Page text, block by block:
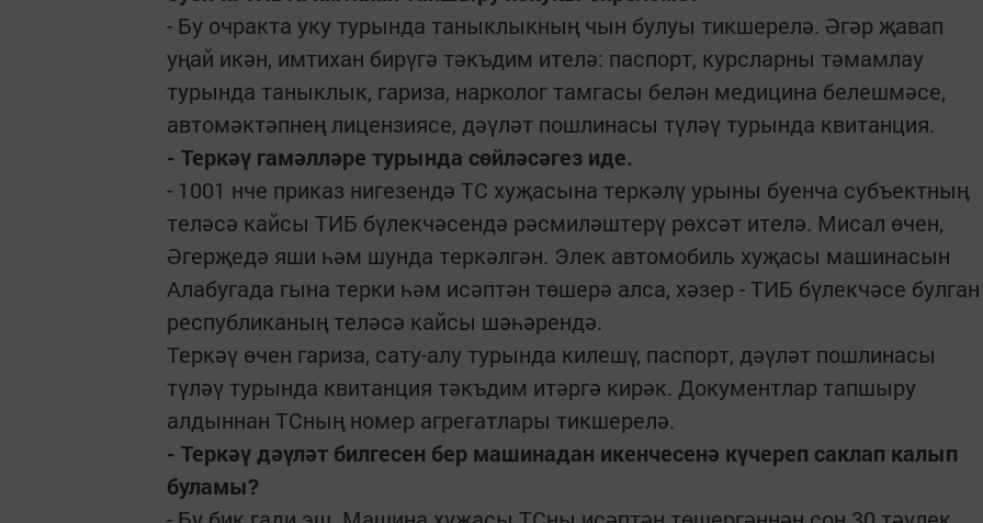
- Бу очракта уку турында таныклыкның чын булуы тикшерелә. Әгәр җавап
уңай икән, имтихан бирүгә тәкъдим ителә: паспорт, курсларны тәмамлау
турында таныклык, гариза, нарколог тамгасы белән медицина белешмәсе,
автомәктәпнең лицензиясе, дәүләт пошлинасы түләү турында квитанция.
- Теркәү гамәлләре турында сөйләсәгез иде.
- 1001 нче приказ нигезендә ТС хуҗасына теркәлү урыны буенча субъектның
теләсә кайсы ТИБ бүлекчәсендә рәсмиләштерү рөхсәт ителә. Мисал өчен,
Әгерҗедә яши һәм шунда теркәлгән. Элек автомобиль хуҗасы машинасын
Алабугада гына терки һәм исәптән төшерә алса, хәзер - ТИБ бүлекчәсе булган
республиканың теләсә кайсы шәһәрендә.
Теркәү өчен гариза, сату-алу турында килешү, паспорт, дәүләт пошлинасы
түләү турында квитанция тәкъдим итәргә кирәк. Документлар тапшыру
алдыннан ТСның номер агрегатлары тикшерелә.
- Теркәү дәүләт билгесен бер машинадан икенчесенә күчереп саклап калып
буламы?